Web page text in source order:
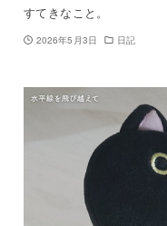
すてきなこと。
2026年5月3日 日記